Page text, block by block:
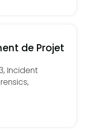
de Projet
Incident